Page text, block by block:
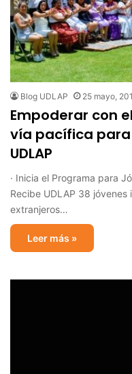
Blog UDLAP 25 mayo,
Empoderar con
vía pacífica
UDLAP
· Inicia el Programa para
Recibe UDLAP 38
extranjeros…
Leer más »